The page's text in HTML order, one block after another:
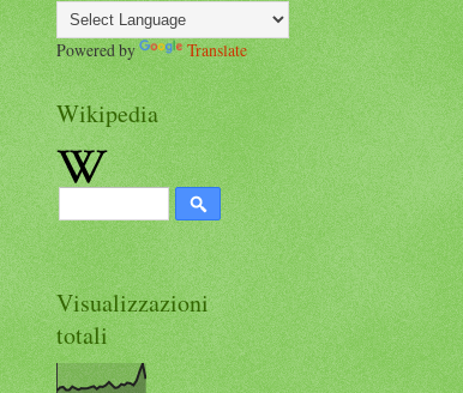
Powered by Translate
Wikipedia
Visualizzazioni
totali